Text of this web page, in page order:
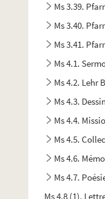
Ms 3.39.
Ms 3.40.
Ms 3.41.
Ms 4.1.
Ms 4.2. Lehr
Ms 4.3.
Ms 4.4.
Ms 4.5.
Ms 4.6.
Ms 4.7.
Ms 4.8 (1).